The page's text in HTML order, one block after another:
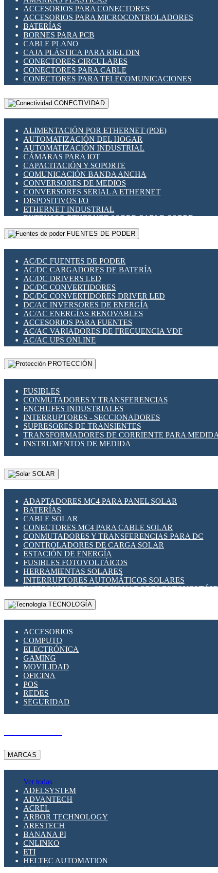
INDICADORES PARA PANEL
INTERFACES DE RELÉ
INTERRUPTORES FIN DE CARRERA
LLAVES CONMUTADORAS
MEDIDORES DE ENERGÍA Y TC'S DE CORRIENTE
MOTORES PASO A PASO
PANTALLAS HMI
PLC -CONTROLADORES LÓGICO PROGRAMABLES
PROGRAMADORES DE HORARIO
RELÉS DE PROTECCIÓN
SENSORES CAPACITIVOS
SENSORES INDUCTIVOS
TEMPORIZADORES
VARIACS
VARIADORES DE FRECUENCIA [VDF]
SECCIONADORES - INTERRUPTORES
MAQUINARIA
ACCESORIOS PARA CONECTORES
ACCESORIOS PARA MICROCONTROLADORES
BATERÍAS
BORNES PARA PCB
CABLE PLANO
CAJA PLÁSTICA PARA RIEL DIN
CONECTORES CIRCULARES
CONECTORES PARA CABLE
CONECTORES PARA TELECOMUNICACIONES
CONECTORES CABLE A PCB
CONECTORES PCB A CABLE
DIP SWITCHES
HERRAMIENTAS VARIAS
ILUMINACIÓN LED
INTERRUPTORES REED
INTERFACES DE RELÉ
OTROS RELÉS
PROTECCIÓN TÉRMICA
RELÉS AUTOMOTRICES
RELÉS DE SEÑAL
RELÉS DE ESTADO SÓLIDO SSR
RELÉS INDUSTRIALES
RELÉS MINIATURA DE POTENCIA
SENSORES MAGNÉTICOS
SWITCH Y MICROSWITCH
TARJETAS PI
UNIÓN Y DERIVACIÓN DE CABLE
CONECTIVIDAD
ALIMENTACIÓN POR ETHERNET (POE)
AUTOMATIZACIÓN DEL HOGAR
AUTOMATIZACIÓN INDUSTRIAL
CÁMARAS PARA IOT
CAPACITACIÓN Y SOPORTE
COMUNICACIÓN BANDA ANCHA
CONVERSORES DE MEDIOS
CONVERSORES SERIAL A ETHERNET
DISPOSITIVOS I/O
ETHERNET INDUSTRIAL
EXTENSOR ETHERNET SOBRE CABLE COBRE
GATEWAY LORAWAN
GESTIÓN DE REDES
PLACAS MODULARES IOT
SWITCHES Y REDES WIFI
SOLUCIONES IOT
SOLUCIONES LORAWAN
SOLUCIONES RED CELULAR
SEGURIDAD PARA REDES
SWITCHES LAN
TELEFONÍA IP (VOIP)
VIGILANCIA IP (CCTV)
MESHTASTIC
FUENTES DE PODER
AC/DC FUENTES DE PODER
AC/DC CARGADORES DE BATERÍA
AC/DC DRIVERS LED
DC/DC CONVERTIDORES
DC/DC CONVERTIDORES DRIVER LED
DC/AC INVERSORES DE ENERGÍA
AC/AC ENERGÍAS RENOVABLES
ACCESORIOS PARA FUENTES
AC/AC VARIADORES DE FRECUENCIA VDF
AC/AC UPS ONLINE
PROTECCIÓN
FUSIBLES
CONMUTADORES Y TRANSFERENCIAS
ENCHUFES INDUSTRIALES
INTERRUPTORES - SECCIONADORES
SUPRESORES DE TRANSIENTES
TRANSFORMADORES DE CORRIENTE PARA
INSTRUMENTOS DE MEDIDA
SOLAR
ADAPTADORES MC4 PARA PANEL SOLAR
BATERÍAS
CABLE SOLAR
CONECTORES MC4 PARA CABLE SOLAR
CONMUTADORES Y TRANSFERENCIAS PARA DC
CONTROLADORES DE CARGA SOLAR
ESTACIÓN DE ENERGÍA
FUSIBLES FOTOVOLTÁICOS
HERRAMIENTAS SOLARES
INTERRUPTORES AUTOMÁTICOS SOLARES
INTERRUPTORES - SECCIONADORES
MONTAJE PANEL SOLAR
PORTA FUSIBLES Y SECCIONADORES
TECNOLOGÍA
ACCESORIOS
COMPUTO
ELECTRÓNICA
GAMING
MOVILIDAD
OFICINA
POS
REDES
SEGURIDAD
MARCAS
Ver todas
ADELSYSTEM
ADVANTECH
ACREL
ARBOR TECHNOLOGY
ARESTECH
BANANA PI
CNLINKO
ETI
HELTEC AUTOMATION
LTECH